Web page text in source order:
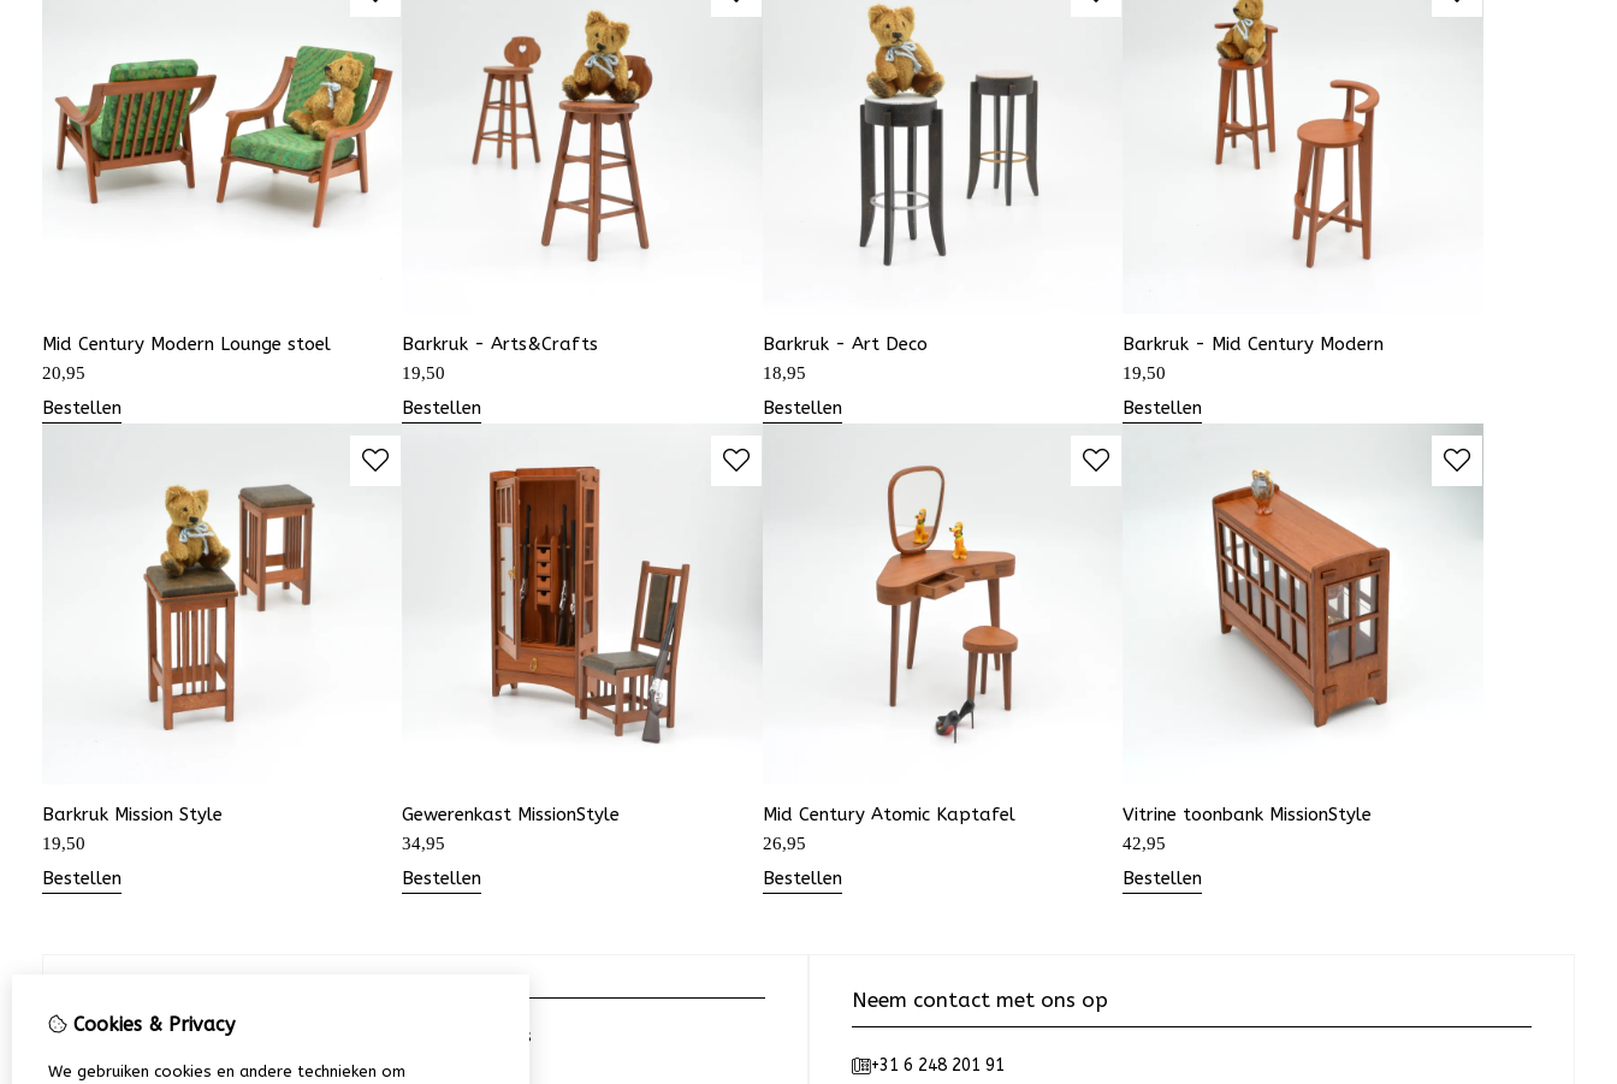
Mid Century Modern Lounge stoel
20,95
Bestellen
Barkruk - Arts&Crafts
19,50
Bestellen
Barkruk - Art Deco
18,95
Bestellen
Barkruk - Mid Century Modern
19,50
Bestellen
Barkruk Mission Style
19,50
Bestellen
Gewerenkast MissionStyle
34,95
Bestellen
Mid Century Atomic Kaptafel
26,95
Bestellen
Vitrine toonbank MissionStyle
42,95
Bestellen
Arjen Spinhoven Miniaturen, Ridderkerk, The Netherlands
Neem contact met ons op
+31 6 248 201 91
Cookies & Privacy
We gebruiken cookies en andere technieken om